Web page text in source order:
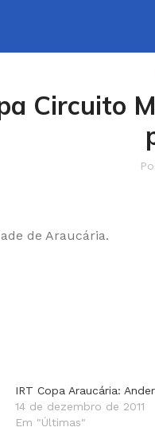
Circuito
de Araucária.
IRT Copa Araucária:
14 de dezembro de 2011
Em "Últimas"